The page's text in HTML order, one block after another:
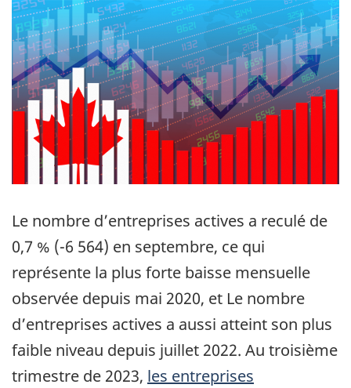
Le nombre d’entreprises actives a reculé de
0,7 % (-6 564) en septembre, ce qui
représente la plus forte baisse mensuelle
observée depuis mai 2020, et Le nombre
d’entreprises actives a aussi atteint son plus
faible niveau depuis juillet 2022. Au troisième
trimestre de 2023, les entreprises